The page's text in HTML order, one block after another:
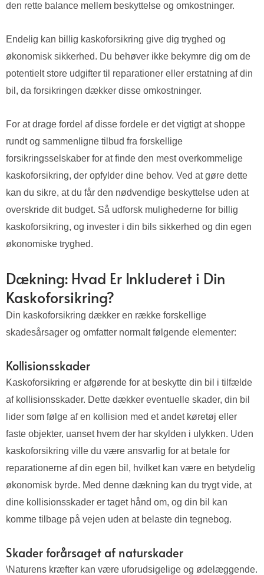
den rette balance mellem beskyttelse og omkostninger.
Endelig kan billig kaskoforsikring give dig tryghed og
økonomisk sikkerhed. Du behøver ikke bekymre dig om de
potentielt store udgifter til reparationer eller erstatning af din
bil, da forsikringen dækker disse omkostninger.
For at drage fordel af disse fordele er det vigtigt at shoppe
rundt og sammenligne tilbud fra forskellige
forsikringsselskaber for at finde den mest overkommelige
kaskoforsikring, der opfylder dine behov. Ved at gøre dette
kan du sikre, at du får den nødvendige beskyttelse uden at
overskride dit budget. Så udforsk mulighederne for billig
kaskoforsikring, og invester i din bils sikkerhed og din egen
økonomiske tryghed.
Dækning: Hvad Er Inkluderet i Din
Kaskoforsikring?
Din kaskoforsikring dækker en række forskellige
skadesårsager og omfatter normalt følgende elementer:
Kollisionsskader
Kaskoforsikring er afgørende for at beskytte din bil i tilfælde
af kollisionsskader. Dette dækker eventuelle skader, din bil
lider som følge af en kollision med et andet køretøj eller
faste objekter, uanset hvem der har skylden i ulykken. Uden
kaskoforsikring ville du være ansvarlig for at betale for
reparationerne af din egen bil, hvilket kan være en betydelig
økonomisk byrde. Med denne dækning kan du trygt vide, at
dine kollisionsskader er taget hånd om, og din bil kan
komme tilbage på vejen uden at belaste din tegnebog.
Skader forårsaget af naturskader
\Naturens kræfter kan være uforudsigelige og ødelæggende.